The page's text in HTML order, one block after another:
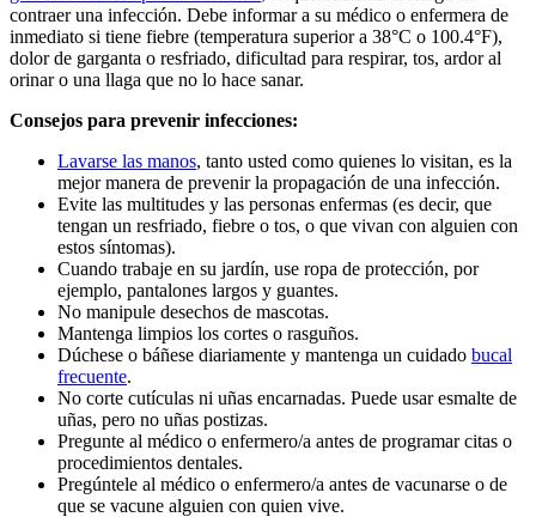
contraer una infección. Debe informar a su médico o enfermera de
inmediato si tiene fiebre (temperatura superior a 38°C o 100.4°F),
dolor de garganta o resfriado, dificultad para respirar, tos, ardor al
orinar o una llaga que no lo hace sanar.
Consejos para prevenir infecciones:
Lavarse las manos, tanto usted como quienes lo visitan, es la
mejor manera de prevenir la propagación de una infección.
Evite las multitudes y las personas enfermas (es decir, que
tengan un resfriado, fiebre o tos, o que vivan con alguien con
estos síntomas).
Cuando trabaje en su jardín, use ropa de protección, por
ejemplo, pantalones largos y guantes.
No manipule desechos de mascotas.
Mantenga limpios los cortes o rasguños.
Dúchese o báñese diariamente y mantenga un cuidado bucal
frecuente.
No corte cutículas ni uñas encarnadas. Puede usar esmalte de
uñas, pero no uñas postizas.
Pregunte al médico o enfermero/a antes de programar citas o
procedimientos dentales.
Pregúntele al médico o enfermero/a antes de vacunarse o de
que se vacune alguien con quien vive.